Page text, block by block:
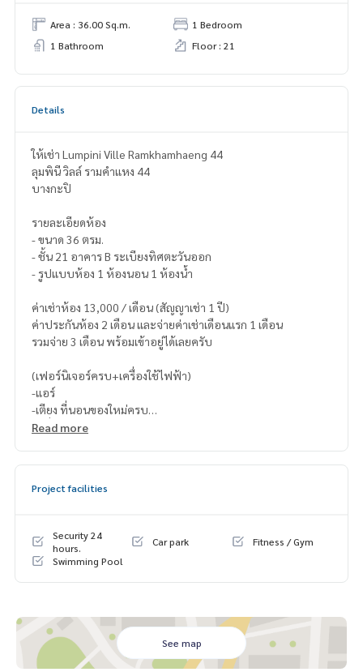
Area : 36.00 Sq.m.
1 Bedroom
1 Bathroom
Floor : 21
Details
ให้เช่า Lumpini Ville Ramkhamhaeng 44
ลุมพินี วิลล์ รามคำแหง 44
บางกะปิ
รายละเอียดห้อง
- ขนาด 36 ตรม.
- ชั้น 21 อาคาร B ระเบียงทิศตะวันออก
- รูปแบบห้อง 1 ห้องนอน 1 ห้องน้ำ
ค่าเช่าห้อง 13,000 / เดือน (สัญญาเช่า 1 ปี)
ค่าประกันห้อง 2 เดือน และจ่ายค่าเช่าเดือนแรก 1 เดือน
รวมจ่าย 3 เดือน พร้อมเข้าอยู่ได้เลยครับ
(เฟอร์นิเจอร์ครบ+เครื่องใช้ไฟฟ้า)
-แอร์
-เตียง ที่นอนของใหม่ครบ
-เครื่องใช้ไฟฟ้าตามรูปค่ะ
Read more
Project facilities
Security 24
hours.
Car park
Fitness / Gym
Swimming Pool
See map